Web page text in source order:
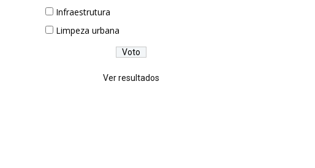
Infraestrutura
Limpeza urbana
Ver resultados